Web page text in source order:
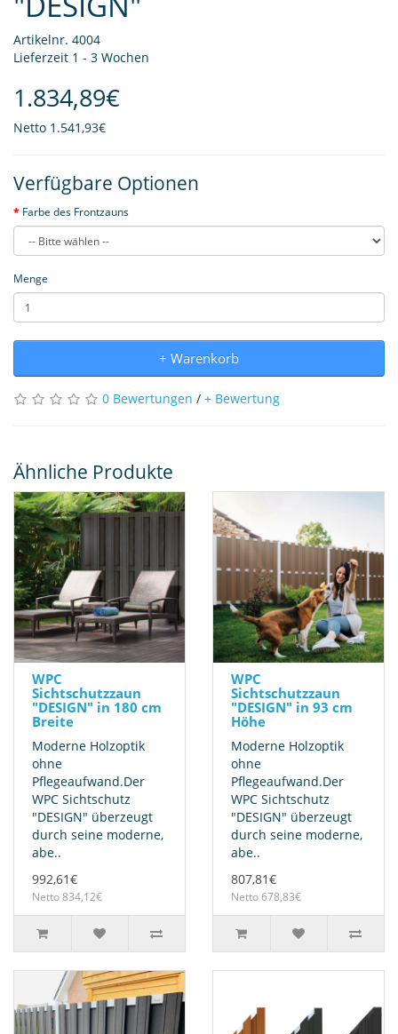
Artikelnr. 4004
Lieferzeit 1 - 3 Wochen
1.834,89€
Netto 1.541,93€
Verfügbare Optionen
Farbe des Frontzauns
Menge
+ Warenkorb
0 Bewertungen / + Bewertung
Ähnliche Produkte
WPC
Sichtschutzzaun
"DESIGN" in 180 cm
Breite
Moderne Holzoptik
ohne
Pflegeaufwand.Der
WPC Sichtschutz
"DESIGN" überzeugt
durch seine moderne,
abe..
992,61€
Netto 834,12€
WPC
Sichtschutzzaun
"DESIGN" in 93 cm
Höhe
Moderne Holzoptik
ohne
Pflegeaufwand.Der
WPC Sichtschutz
"DESIGN" überzeugt
durch seine moderne,
abe..
807,81€
Netto 678,83€